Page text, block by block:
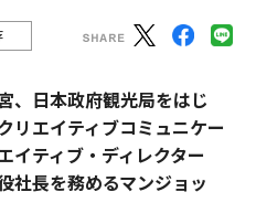
、日本政府観光局をはじ
リエイティブコミュニケー
イティブ・ディレクター
長を務めるマンジョッ